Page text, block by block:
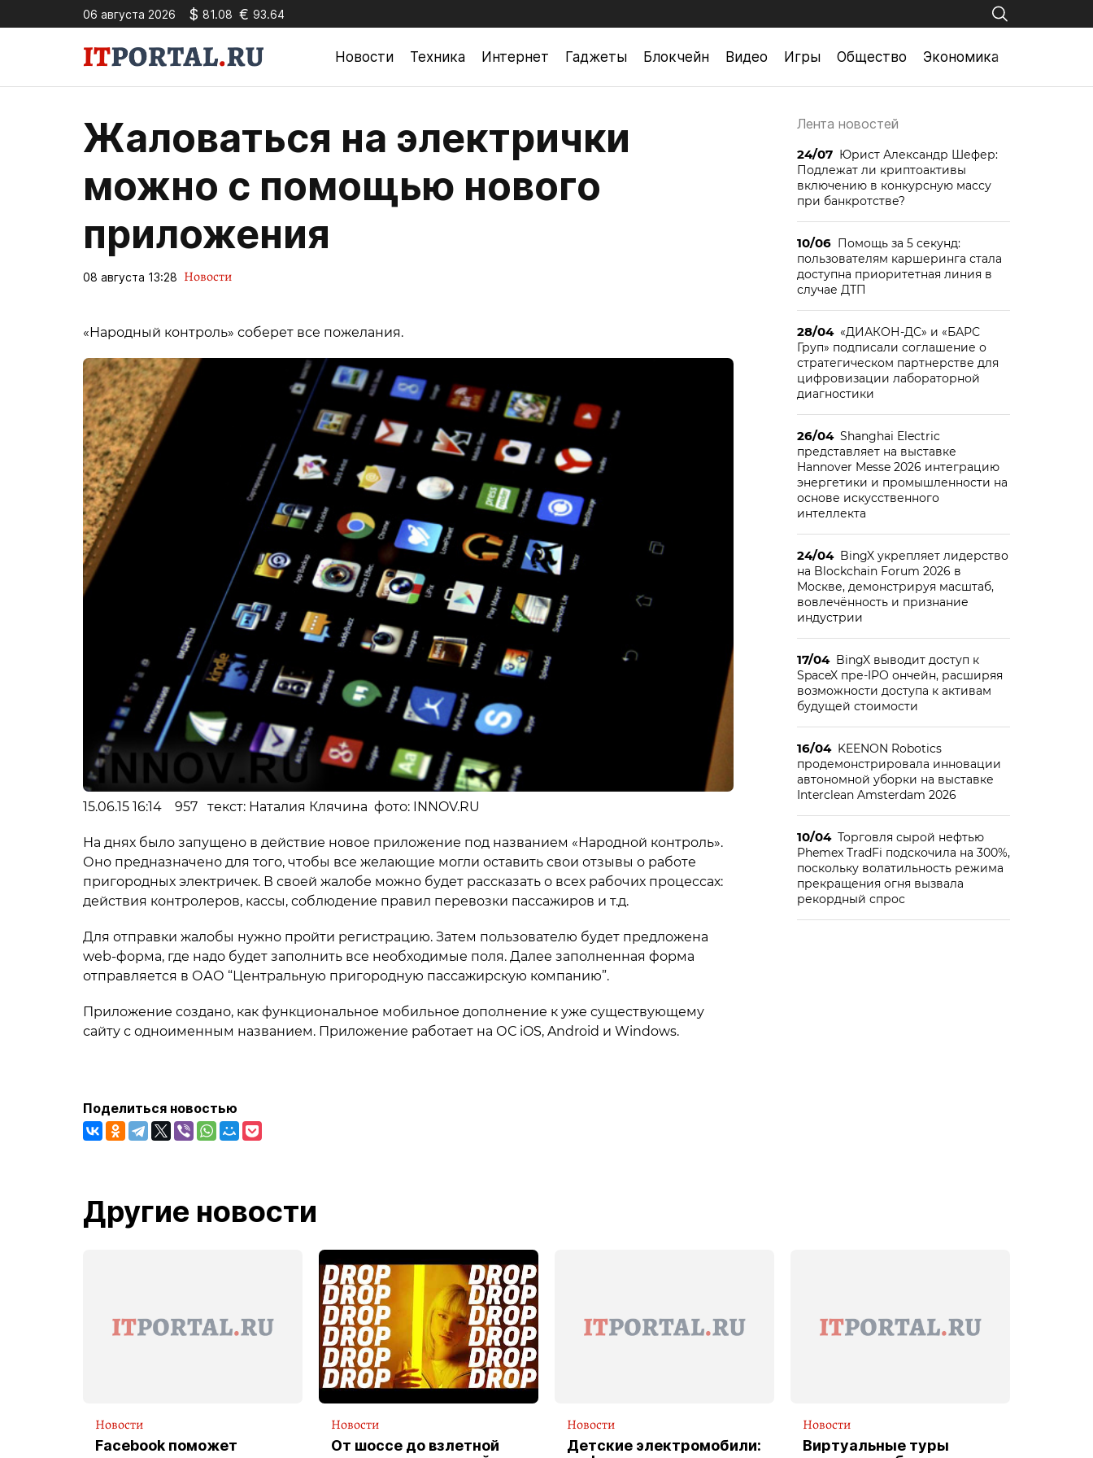
06 августа 2026 $ 81.08 € 93.64
Новости Техника Интернет Гаджеты Блокчейн Видео Игры Общество Экономика
Жаловаться на электрички
можно с помощью нового
приложения
08 августа 13:28 Новости
«Народный контроль» соберет все пожелания.
15.06.15 16:14 957 текст: Наталия Клячина фото: INNOV.RU
На днях было запущено в действие новое приложение под названием «Народной контроль».
Оно предназначено для того, чтобы все желающие могли оставить свои отзывы о работе
пригородных электричек. В своей жалобе можно будет рассказать о всех рабочих процессах:
действия контролеров, кассы, соблюдение правил перевозки пассажиров и т.д.
Для отправки жалобы нужно пройти регистрацию. Затем пользователю будет предложена
web-форма, где надо будет заполнить все необходимые поля. Далее заполненная форма
отправляется в ОАО “Центральную пригородную пассажирскую компанию”.
Приложение создано, как функциональное мобильное дополнение к уже существующему
сайту с одноименным названием. Приложение работает на ОС iOS, Android и Windows.
Поделиться новостью
Лента новостей
24/07 Юрист Александр Шефер:
Подлежат ли криптоактивы
включению в конкурсную массу
при банкротстве?
10/06 Помощь за 5 секунд:
пользователям каршеринга стала
доступна приоритетная линия в
случае ДТП
28/04 «ДИАКОН-ДС» и «БАРС
Груп» подписали соглашение о
стратегическом партнерстве для
цифровизации лабораторной
диагностики
26/04 Shanghai Electric
представляет на выставке
Hannover Messe 2026 интеграцию
энергетики и промышленности на
основе искусственного
интеллекта
24/04 BingX укрепляет лидерство
на Blockchain Forum 2026 в
Москве, демонстрируя масштаб,
вовлечённость и признание
индустрии
17/04 BingX выводит доступ к
SpaceX пре-IPO ончейн, расширяя
возможности доступа к активам
будущей стоимости
16/04 KEENON Robotics
продемонстрировала инновации
автономной уборки на выставке
Interclean Amsterdam 2026
10/04 Торговля сырой нефтью
Phemex TradFi подскочила на 300%,
поскольку волатильность режима
прекращения огня вызвала
рекордный спрос
Другие новости
Новости
Facebook поможет
Новости
От шоссе до взлетной
Новости
Детские электромобили:
Новости
Виртуальные туры